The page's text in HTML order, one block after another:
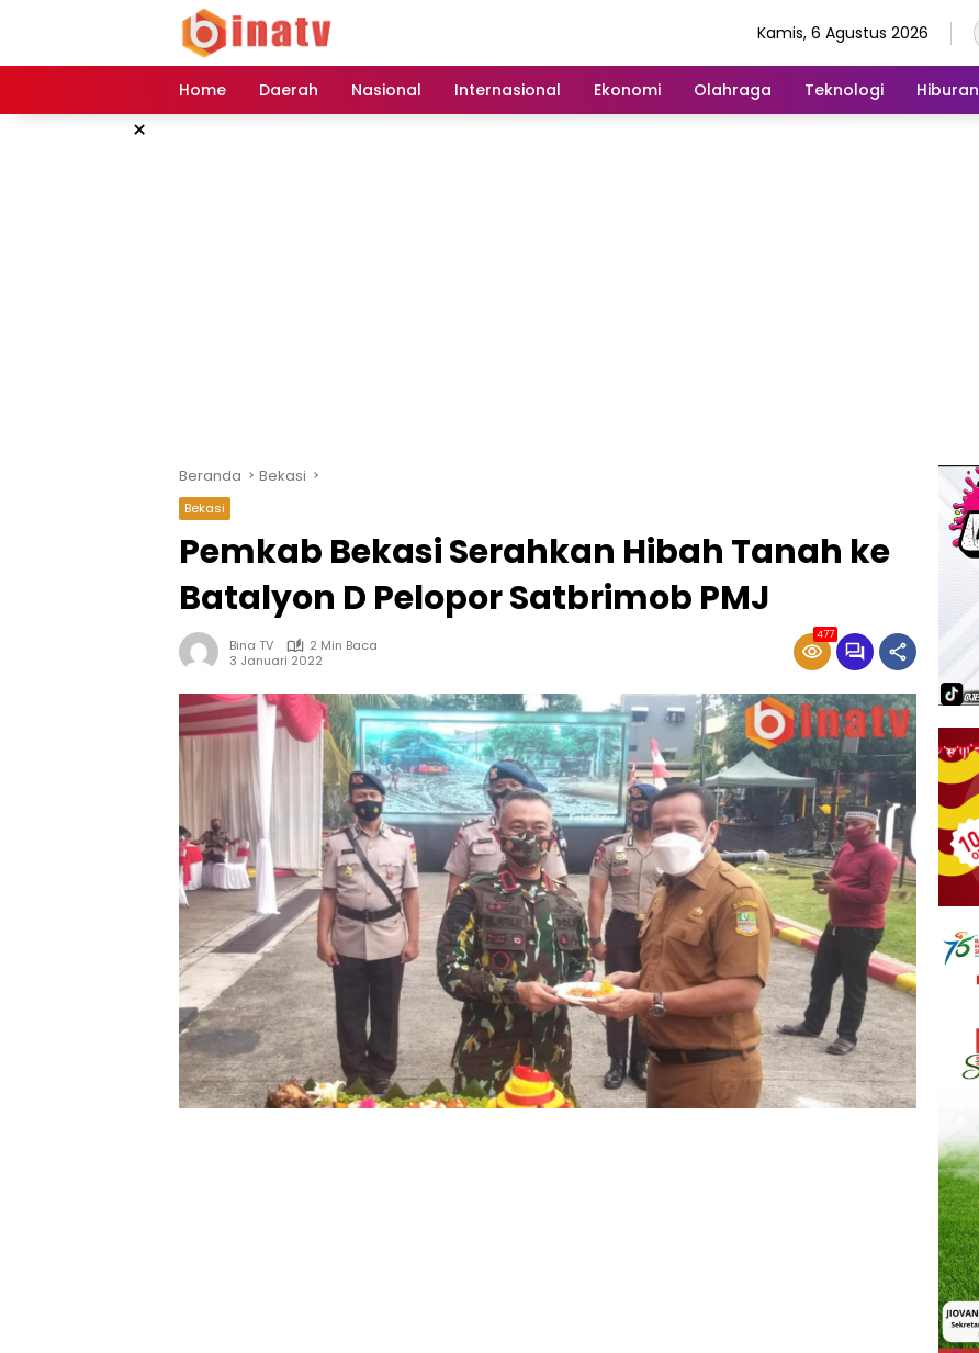
Kamis, 6 Agustus 2026
Home Daerah Nasional Internasional Ekonomi Olahraga Teknologi Hiburan
×
Beranda Bekasi
Bekasi
Pemkab Bekasi Serahkan Hibah Tanah ke
Batalyon D Pelopor Satbrimob PMJ
Bina TV
2 Min Baca
3 Januari 2022
477